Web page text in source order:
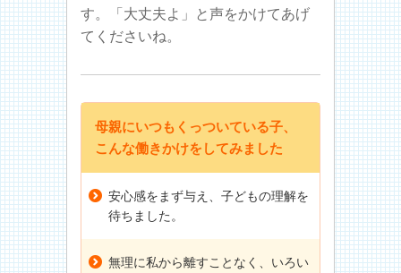
す。「大丈夫よ」と声をかけてあげ
てくださいね。
母親にいつもくっついている子、
こんな働きかけをしてみました
安心感をまず与え、子どもの理解を
待ちました。
無理に私から離すことなく、いろい